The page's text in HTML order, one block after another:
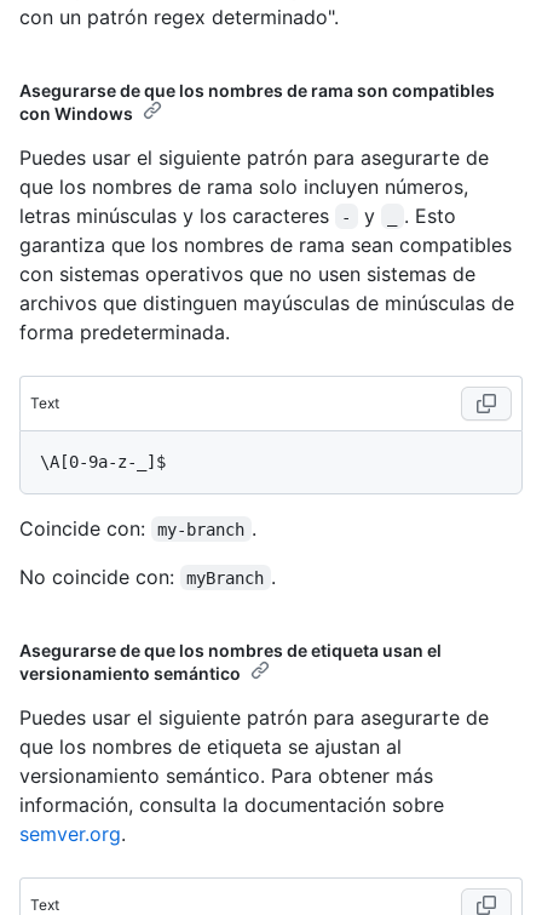
con un patrón regex determinado".
Asegurarse de que los nombres de rama son compatibles
con Windows
Puedes usar el siguiente patrón para asegurarte de
que los nombres de rama solo incluyen números,
letras minúsculas y los caracteres
- y
. Esto
garantiza que los nombres de rama sean compatibles
con sistemas operativos que no usen sistemas de
archivos que distinguen mayúsculas de minúsculas de
forma predeterminada.
Text
Coincide con: my-branch .
No coincide con:
myBranch .
Asegurarse de que los nombres de etiqueta usan el
versionamiento semántico
Puedes usar el siguiente patrón para asegurarte de
que los nombres de etiqueta se ajustan al
versionamiento semántico. Para obtener más
información, consulta la documentación sobre
semver.org.
Text